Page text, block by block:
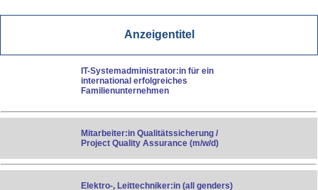
Anzeigentitel
IT-Systemadministrator:in für ein
international erfolgreiches
Familienunternehmen
Mitarbeiter:in Qualitätssicherung /
Project Quality Assurance (m/w/d)
Elektro-, Leittechniker:in (all genders)